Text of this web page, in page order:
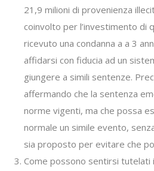
21,9 milioni di provenienza
coinvolto per l’investimento di
ricevuto una condanna a a 3
affidarsi con fiducia ad un
giungere a simili sentenze.
affermando che la sentenza
norme vigenti, ma che possa
normale un simile evento,
sia proposto per evitare che
Come possono sentirsi tutelati